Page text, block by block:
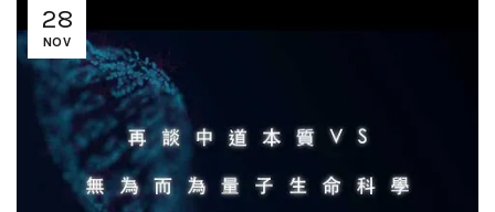
28
NOV